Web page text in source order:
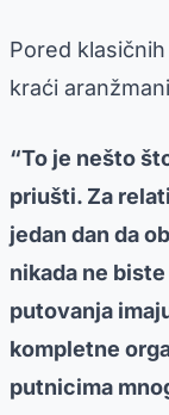
Pored
kraći
“To je nešto
priušti. Za
jedan dan da
nikada ne
putovanja
kompletne
putnicima